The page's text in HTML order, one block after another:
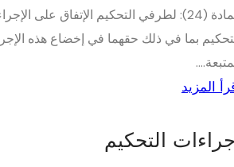
المادة (24): لطرفي التحكيم الإتفاق على
بما في ذلك حقهما في إخضاع هذه
المزيد
التحكيم